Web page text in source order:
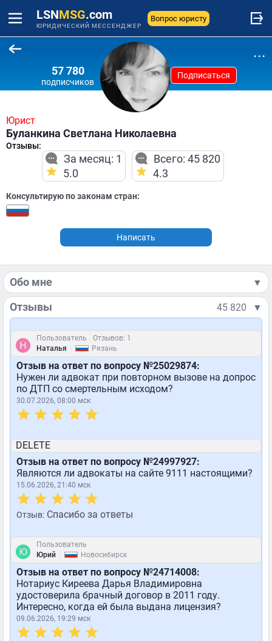
LSNMSG.com
ЮРИДИЧЕСКИЙ МЕССЕНДЖЕР
Вопрос юристу
57 780
подписчиков
Подписаться
...
Юрист
Буланкина Светлана Николаевна
Отзывы:
За месяц: 1
5.0
Всего: 45 820
4.3
Консультирую по законам стран:
Написать
Обо мне ▼
Отзывы 45 820 ▼
Пользователь
Отзывов: 1
Наталья
Рязань
Отзыв на ответ по вопросу №25029874:
Нужен ли адвокат при повторном вызове на допрос
по ДТП со смертельным исходом?
30.07.2026, 08:00 мск
DELETE
Отзыв на ответ по вопросу №24997927:
Являются ли адвокаты на сайте 9111 настоящими?
15.06.2026, 21:40 мск
Отзыв: Спасибо за ответы
Пользователь
Юрий
Новосибирск
Отзыв на ответ по вопросу №24714008:
Нотариус Киреева Дарья Владимировна
удостоверила брачный договор в 2011 году.
Интересно, когда ей была выдана лицензия?
09.06.2026, 19:29 мск